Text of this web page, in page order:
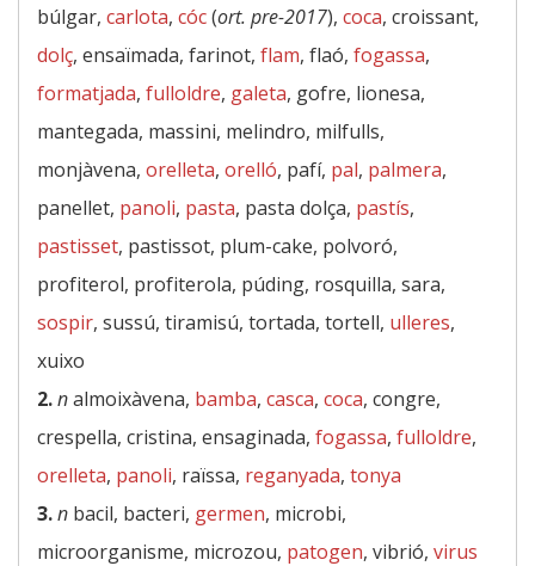
búlgar, carlota, cóc(ort. pre-2017), coca, croissant,
dolç, ensaïmada, farinot, flam, flaó, fogassa,
formatjada, fulloldre, galeta, gofre, lionesa,
mantegada, massini, melindro, milfulls,
monjàvena, orelleta, orelló, pafí, pal, palmera,
panellet, panoli, pasta, pasta dolça, pastís,
pastisset, pastissot, plum-cake, polvoró,
profiterol, profiterola, púding, rosquilla, sara,
sospir, sussú, tiramisú, tortada, tortell, ulleres,
xuixo
2.nalmoixàvena, bamba, casca, coca, congre,
crespella, cristina, ensaginada, fogassa, fulloldre,
orelleta, panoli, raïssa, reganyada, tonya
3.n bacil, bacteri, germen, microbi,
microorganisme, microzou, patogen, vibrió, virus